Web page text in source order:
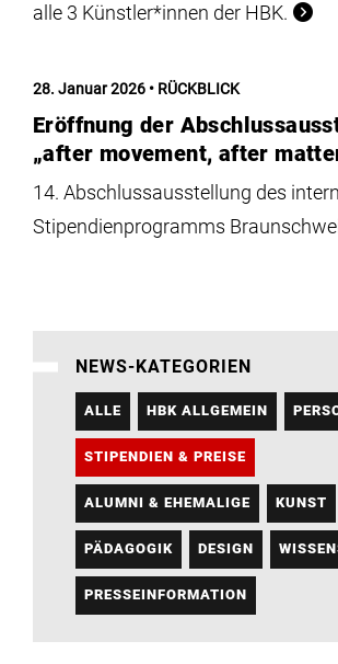
alle 3 Künstler*innen der HBK.
28. Januar 2026 RÜCKBLICK
Eröffnung der
„after movement, after
14. Abschlussausstellung des
Stipendienprogramms
NEWS-KATEGORIEN
ALLE HBK ALLGEMEIN
STIPENDIEN & PREISE
ALUMNI & EHEMALIGE KUNST
PÄDAGOGIK DESIGN
PRESSEINFORMATION